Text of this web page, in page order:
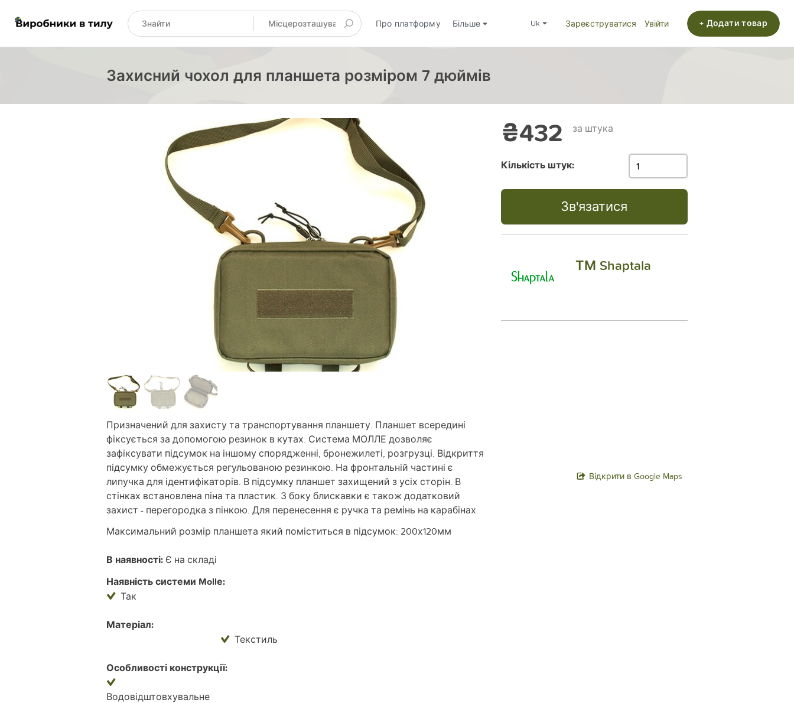
Про платформу Більше uk Зареєструватися Увійти + Додати товар
Захисний чохол для планшета розміром 7 дюймів
Призначений для захисту та транспортування планшету. Планшет всередині
фіксується за допомогою резинок в кутах. Система МОЛЛЕ дозволяє
зафіксувати підсумок на іншому спорядженні, бронежилеті, розгрузці. Відкриття
підсумку обмежується регульованою резинкою. На фронтальній частині є
липучка для ідентифікаторів. В підсумку планшет захищений з усіх сторін. В
стінках встановлена піна та пластик. З боку блискавки є також додатковий
захист - перегородка з пінкою. Для перенесення є ручка та ремінь на карабінах.
Максимальний розмір планшета який поміститься в підсумок: 200х120мм
В наявності: Є на складі
Наявність системи Mollе:
Так
Матеріал:
Текстиль
Особливості конструкції:
Водовідштовхувальне
₴432 за штука
Кількість штук:
Зв'язатися
ТМ Shaptala
Відкрити в Google Maps